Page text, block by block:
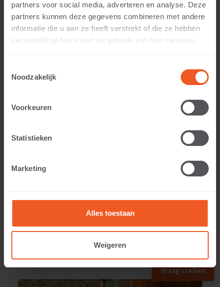
partners voor social media, adverteren en analyse. Deze
partners kunnen deze gegevens combineren met andere
informatie die u aan ze heeft verstrekt of die ze hebben
verzameld op basis van uw gebruik van hun services.
Noodzakelijk
Voorkeuren
Statistieken
Marketing
Alles toestaan
Weigeren
15 CM DICKE
Anwendbar auf:
Gewicht:
Vraag stellen